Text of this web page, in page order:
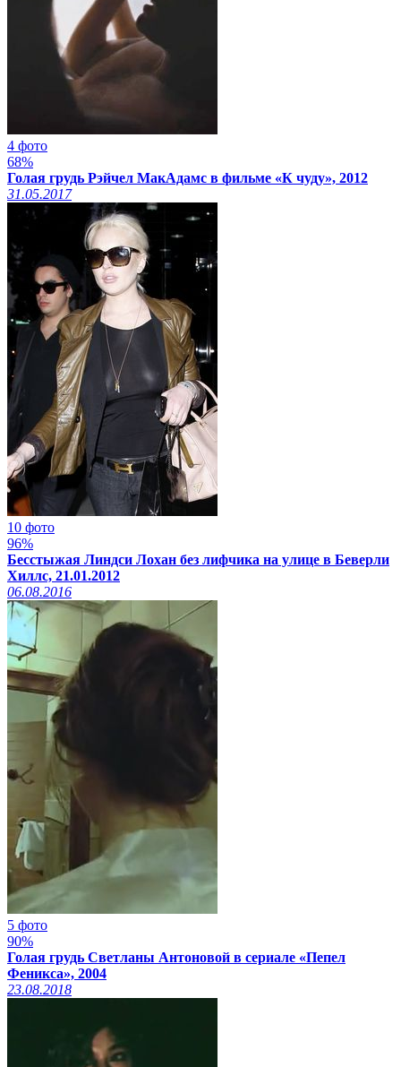
4 фото
68%
Голая грудь Рэйчел МакАдамс в фильме «К чуду», 2012
31.05.2017
10 фото
96%
Бесстыжая Линдси Лохан без лифчика на улице в Беверли
Хиллс, 21.01.2012
06.08.2016
5 фото
90%
Голая грудь Светланы Антоновой в сериале «Пепел
Феникса», 2004
23.08.2018